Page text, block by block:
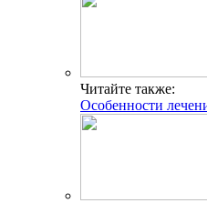
Читайте также:
Особенности